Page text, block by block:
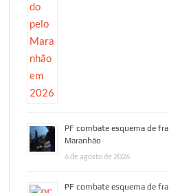
PF combate esquema de
Maranhão
6 de agosto de 2026
PF combate esquema de